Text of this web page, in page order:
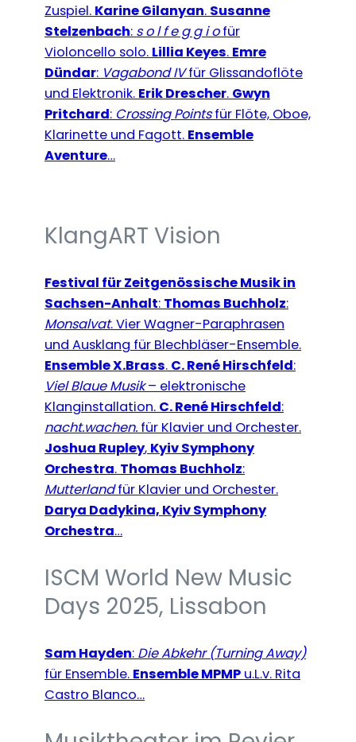
Zuspiel. Karine Gilanyan. Susanne
Stelzenbach: s o l f e g g i ofür
Violoncello solo. Lillia Keyes. Emre
Dündar: Vagabond IVfür Glissandoflöte
und Elektronik. Erik Drescher. Gwyn
Pritchard: Crossing Pointsfür Flöte, Oboe,
Klarinette und Fagott. Ensemble
Aventure…
KlangART Vision
Festival für Zeitgenössische Musik in
Sachsen-Anhalt: Thomas Buchholz:
Monsalvat. Vier Wagner-Paraphrasen
und Ausklang für Blechbläser-Ensemble.
Ensemble X.Brass. C. René Hirschfeld:
Viel Blaue Musik– elektronische
Klanginstallation. C. René Hirschfeld:
nacht.wachen. für Klavier und Orchester.
Joshua Rupley, Kyiv Symphony
Orchestra. Thomas Buchholz:
Mutterlandfür Klavier und Orchester.
Darya Dadykina, Kyiv Symphony
Orchestra…
ISCM World New Music
Days 2025, Lissabon
Sam Hayden: Die Abkehr (Turning Away)
für Ensemble. Ensemble MPMP u.L.v. Rita
Castro Blanco…